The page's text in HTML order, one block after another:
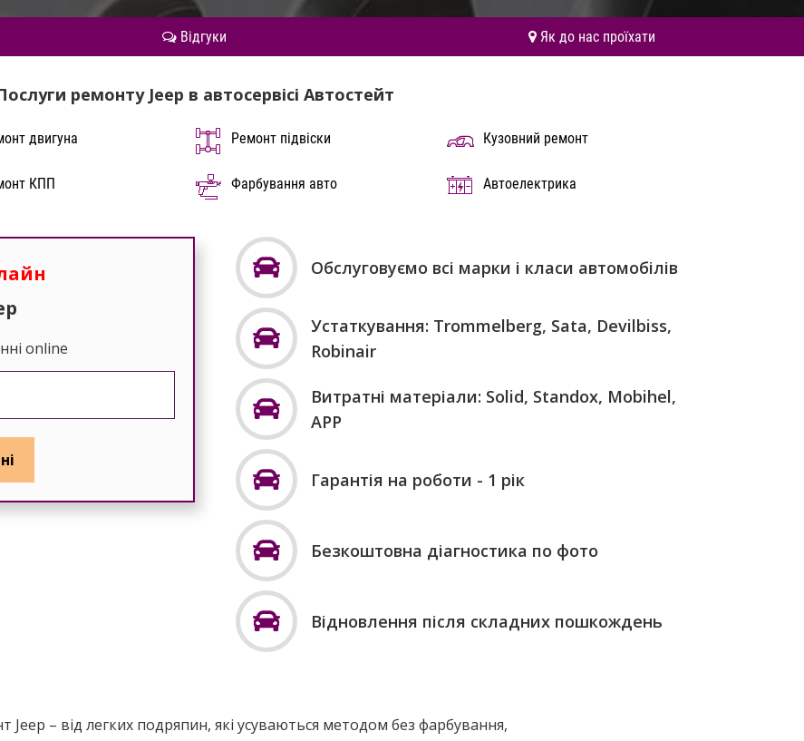
Відгуки Як до нас проїхати
ремонту Jeep в автосервісі Автостейт
двигуна Ремонт підвіски Кузовний ремонт
КПП Фарбування авто Автоелектрика
online
Обслуговуємо всі марки і класи автомобілів
Устаткування: Trommelberg, Sata, Devilbiss,
Robinair
Витратні матеріали: Solid, Standox, Mobihel,
APP
Гарантія на роботи - 1 рік
Безкоштовна діагностика по фото
Відновлення після складних пошкождень
Jeep – від легких подряпин, які усуваються методом без фарбування,